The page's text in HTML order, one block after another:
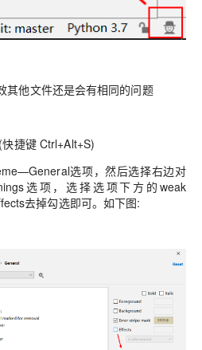
其他文件还是会有相同的问题
捷键 Ctrl+Alt+S)
选项，然后选择右边对
选项，选择选项下方的weak
去掉勾选即可。如下图: